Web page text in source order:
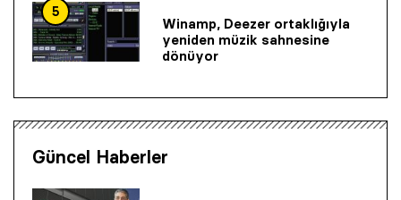
5
Winamp, Deezer ortaklığıyla
yeniden müzik sahnesine
dönüyor
Güncel Haberler